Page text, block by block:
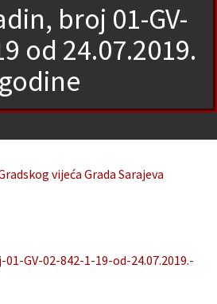
broj 01-GV-
od 24.07.2019.
godine
vijeća Grada Sarajeva
GV-02-842-1-19-od-24.07.2019.-